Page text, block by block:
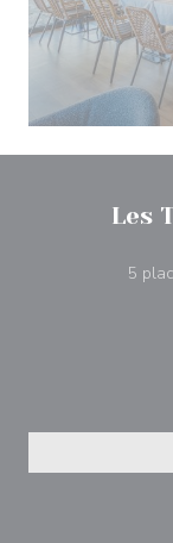
Les
5